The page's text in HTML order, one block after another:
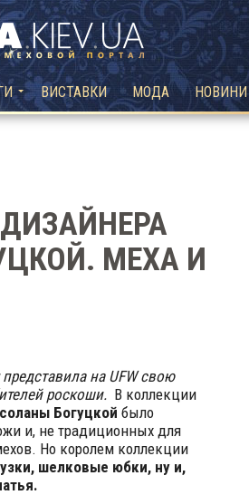
ВИСТАВКИ МОДА НОВИНИ
МЕХА И
на UFW свою
роскоши.В коллекции
Богуцкой было
и, не традиционных для
Но королем коллекции
шелковые юбки, ну и,